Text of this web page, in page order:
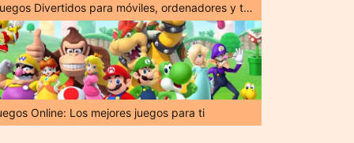
¡Juegos Divertidos para móviles, ordenadores y tabletas!
Online: Los mejores juegos para ti